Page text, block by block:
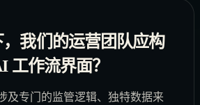
我们的运营团队应构
工作流界面？
及专门的监管逻辑、独特数据来